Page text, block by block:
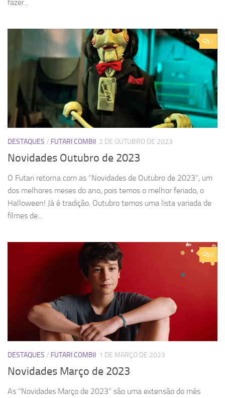
fazer...
1
DESTAQUES / FUTARI COMBII 2 DE OUTUBRO DE 2023
Novidades Outubro de 2023
O Futari retorna com as “Novidades de Outubro de 2023“, um
dos melhores meses do ano, pois temos o melhor feriado, o
Halloween! Já é tradição. Outubro temos uma lista variada de
filmes de...
0
DESTAQUES / FUTARI COMBII 1 DE MARÇO DE 2023
Novidades Março de 2023
As “Novidades Março de 2023” são uma extensão do mês